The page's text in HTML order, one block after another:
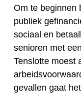
Om te beginnen
publiek
sociaal en
senioren met
Tenslotte moest
gevallen gaat